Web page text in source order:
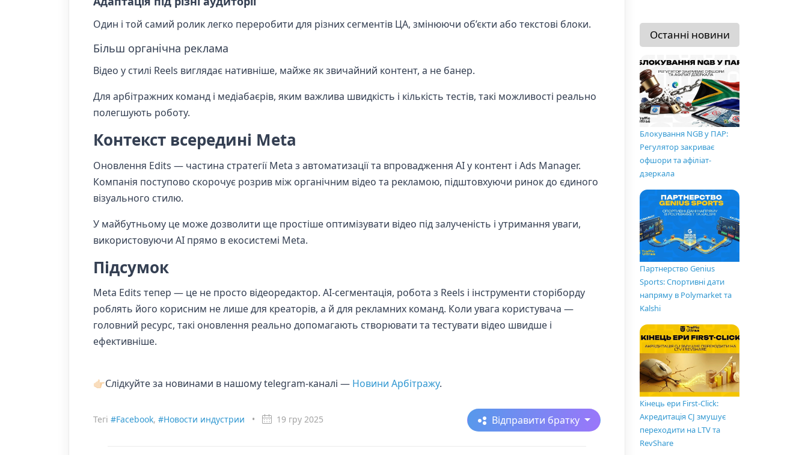
Один і той самий ролик легко переробити для різних сегментів ЦА, змінюючи об’єкти або текстові блоки.
Більш органічна реклама
Відео у стилі Reels виглядає нативніше, майже як звичайний контент, а не банер.
Для арбітражних команд і медіабаєрів, яким важлива швидкість і кількість тестів, такі можливості реально
полегшують роботу.
Контекст всередині Meta
Оновлення Edits — частина стратегії Meta з автоматизації та впровадження AI у контент і Ads Manager.
Компанія поступово скорочує розрив між органічним відео та рекламою, підштовхуючи ринок до єдиного
візуального стилю.
У майбутньому це може дозволити ще простіше оптимізувати відео під залученість і утримання уваги,
використовуючи AI прямо в екосистемі Meta.
Підсумок
Meta Edits тепер — це не просто відеоредактор. AI-сегментація, робота з Reels і інструменти сторіборду
роблять його корисним не лише для креаторів, а й для рекламних команд. Коли увага користувача —
головний ресурс, такі оновлення реально допомагають створювати та тестувати відео швидше і
ефективніше.
👉🏻Слідкуйте за новинами в нашому telegram-каналі — Новини Арбітражу.
Тегі #Facebook, #Новости индустрии • 19 гру 2025 Відправити братку
Останні новини
Блокування NGB у ПАР:
Регулятор закриває
офшори та афіліат-
дзеркала
Партнерство Genius
Sports: Спортивні дати
напряму в Polymarket та
Kalshi
Кінець ери First-Click:
Акредитація CJ змушує
переходити на LTV та
RevShare